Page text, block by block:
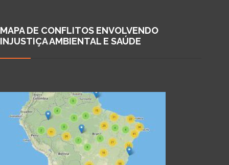
MAPA DE CONFLITOS ENVOLVENDO
INJUSTIÇA AMBIENTAL E SAÚDE